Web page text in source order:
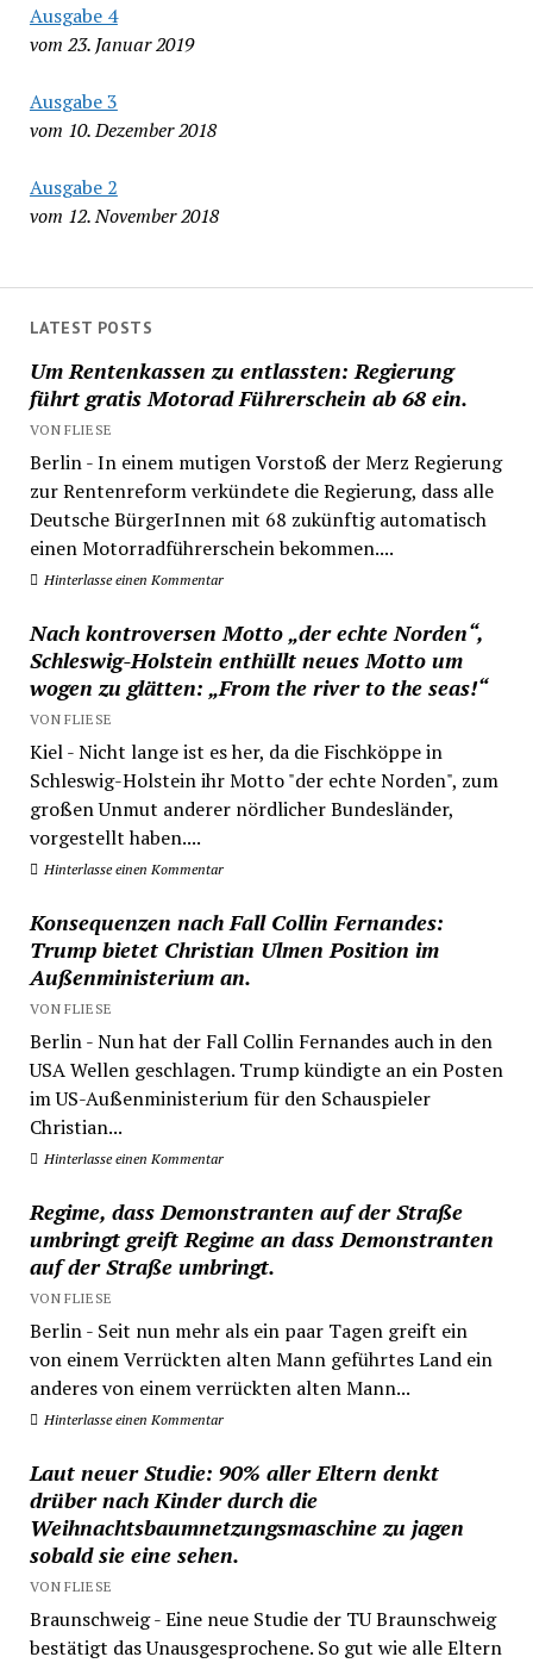
Ausgabe 4
vom 23. Januar 2019
Ausgabe 3
vom 10. Dezember 2018
Ausgabe 2
vom 12. November 2018
LATEST POSTS
Um Rentenkassen zu entlassten: Regierung
führt gratis Motorad Führerschein ab 68 ein.
VON FLIESE
Berlin - In einem mutigen Vorstoß der Merz Regierung
zur Rentenreform verkündete die Regierung, dass alle
Deutsche BürgerInnen mit 68 zukünftig automatisch
einen Motorradführerschein bekommen....
Hinterlasse einen Kommentar
Nach kontroversen Motto „der echte Norden“,
Schleswig-Holstein enthüllt neues Motto um
wogen zu glätten: „From the river to the seas!“
VON FLIESE
Kiel - Nicht lange ist es her, da die Fischköppe in
Schleswig-Holstein ihr Motto "der echte Norden", zum
großen Unmut anderer nördlicher Bundesländer,
vorgestellt haben....
Hinterlasse einen Kommentar
Konsequenzen nach Fall Collin Fernandes:
Trump bietet Christian Ulmen Position im
Außenministerium an.
VON FLIESE
Berlin - Nun hat der Fall Collin Fernandes auch in den
USA Wellen geschlagen. Trump kündigte an ein Posten
im US-Außenministerium für den Schauspieler
Christian...
Hinterlasse einen Kommentar
Regime, dass Demonstranten auf der Straße
umbringt greift Regime an dass Demonstranten
auf der Straße umbringt.
VON FLIESE
Berlin - Seit nun mehr als ein paar Tagen greift ein
von einem Verrückten alten Mann geführtes Land ein
anderes von einem verrückten alten Mann...
Hinterlasse einen Kommentar
Laut neuer Studie: 90% aller Eltern denkt
drüber nach Kinder durch die
Weihnachtsbaumnetzungsmaschine zu jagen
sobald sie eine sehen.
VON FLIESE
Braunschweig - Eine neue Studie der TU Braunschweig
bestätigt das Unausgesprochene. So gut wie alle Eltern